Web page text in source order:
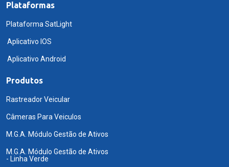
Plataformas
Plataforma SatLight
Aplicativo IOS
Aplicativo Android
Produtos
Rastreador Veicular
Câmeras Para Veiculos
M.G.A. Módulo Gestão de Ativos
M.G.A. Módulo Gestão de Ativos
- Linha Verde